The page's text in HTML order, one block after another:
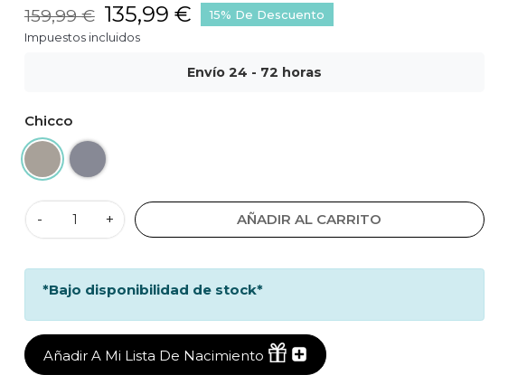
159,99 € 135,99 €
15% De Descuento
Impuestos incluidos
Envío 24 - 72 horas
Chicco
Dune Re-LuxStone Re-Lux
- + AÑADIR AL CARRITO
*Bajo disponibilidad de stock*
Añadir A Mi Lista De Nacimiento